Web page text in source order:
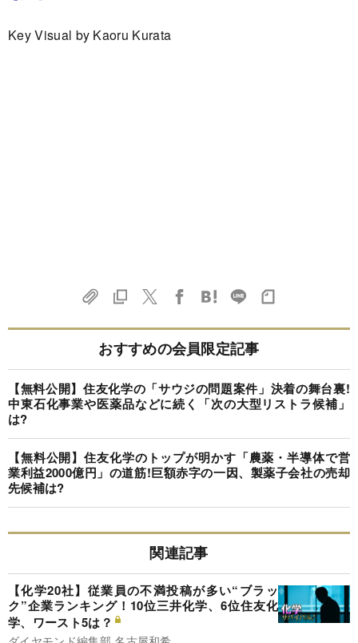
Key Visual by Kaoru Kurata
おすすめの会員限定記事
【無料公開】住友化学の「サウジの問題案件」決着の舞台裏!
中東石化事業や医薬品などに続く「次の大型リストラ候補」
は?
【無料公開】住友化学のトップが明かす「農薬・半導体で営
業利益2000億円」の道筋!巨額赤字の一因、製薬子会社の売却
先候補は?
関連記事
【化学20社】従業員の不満投稿が多い“ブラッ
ク”企業ランキング！10位三井化学、6位住友化
学、ワースト5は？